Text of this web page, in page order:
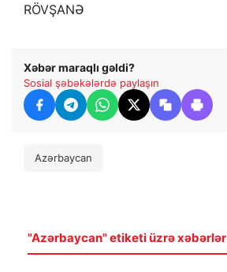
RÖVŞANƏ
Xəbər maraqlı gəldi?
Sosial şəbəkələrdə paylaşın
Azərbaycan
"Azərbaycan" etiketi üzrə xəbərlər